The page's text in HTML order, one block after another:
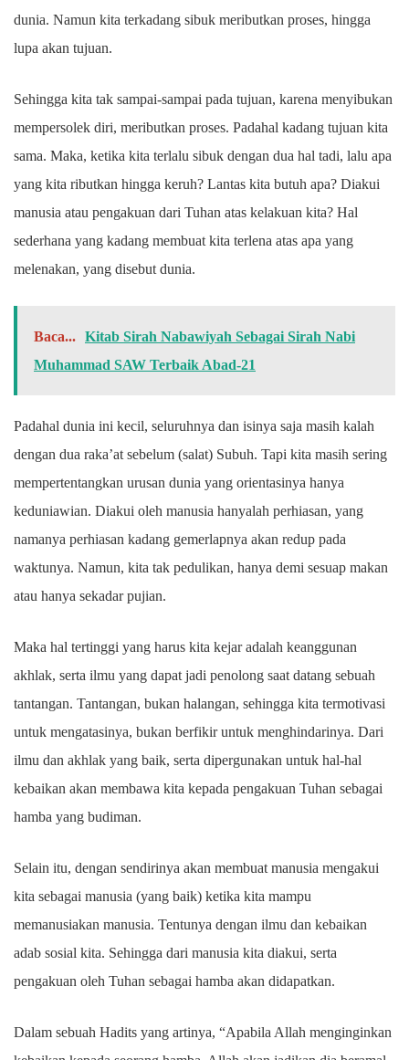
dunia. Namun kita terkadang sibuk meributkan proses, hingga
lupa akan tujuan.
Sehingga kita tak sampai-sampai pada tujuan, karena menyibukan
mempersolek diri, meributkan proses. Padahal kadang tujuan kita
sama. Maka, ketika kita terlalu sibuk dengan dua hal tadi, lalu apa
yang kita ributkan hingga keruh? Lantas kita butuh apa? Diakui
manusia atau pengakuan dari Tuhan atas kelakuan kita? Hal
sederhana yang kadang membuat kita terlena atas apa yang
melenakan, yang disebut dunia.
Baca... Kitab Sirah Nabawiyah Sebagai Sirah Nabi
Muhammad SAW Terbaik Abad-21
Padahal dunia ini kecil, seluruhnya dan isinya saja masih kalah
dengan dua raka’at sebelum (salat) Subuh. Tapi kita masih sering
mempertentangkan urusan dunia yang orientasinya hanya
keduniawian. Diakui oleh manusia hanyalah perhiasan, yang
namanya perhiasan kadang gemerlapnya akan redup pada
waktunya. Namun, kita tak pedulikan, hanya demi sesuap makan
atau hanya sekadar pujian.
Maka hal tertinggi yang harus kita kejar adalah keanggunan
akhlak, serta ilmu yang dapat jadi penolong saat datang sebuah
tantangan. Tantangan, bukan halangan, sehingga kita termotivasi
untuk mengatasinya, bukan berfikir untuk menghindarinya. Dari
ilmu dan akhlak yang baik, serta dipergunakan untuk hal-hal
kebaikan akan membawa kita kepada pengakuan Tuhan sebagai
hamba yang budiman.
Selain itu, dengan sendirinya akan membuat manusia mengakui
kita sebagai manusia (yang baik) ketika kita mampu
memanusiakan manusia. Tentunya dengan ilmu dan kebaikan
adab sosial kita. Sehingga dari manusia kita diakui, serta
pengakuan oleh Tuhan sebagai hamba akan didapatkan.
Dalam sebuah Hadits yang artinya, “Apabila Allah menginginkan